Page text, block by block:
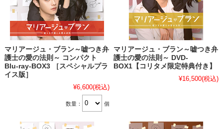
マリアージュ・ブラン～嘘つき弁
護士の愛の法則～ コンパクト
Blu-ray-BOX3 ［スペシャルプラ
イス版］
¥6,600(税込)
数量： 個
マリアージュ・ブラン～嘘つき弁
護士の愛の法則～ DVD-
BOX1【コリタメ限定特典付き】
¥16,500(税込)